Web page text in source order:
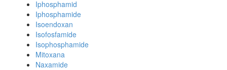
Iphosphamid
Iphosphamide
Isoendoxan
Isofosfamide
Isophosphamide
Mitoxana
Naxamide